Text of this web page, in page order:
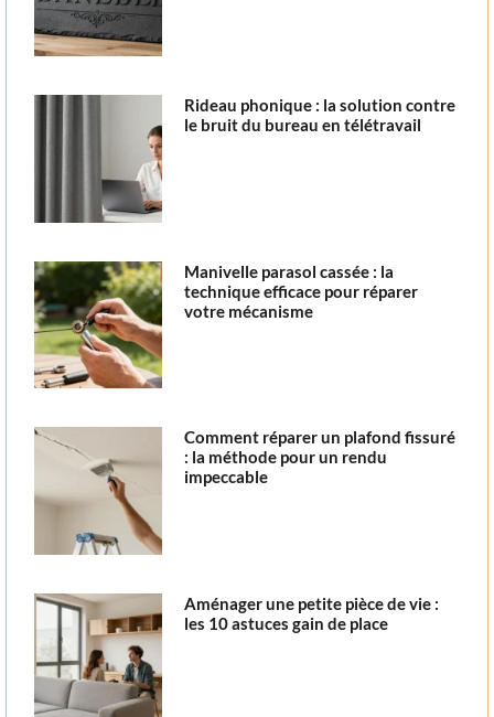
Rideau phonique : la solution contre
le bruit du bureau en télétravail
Manivelle parasol cassée : la
technique efficace pour réparer
votre mécanisme
Comment réparer un plafond fissuré
: la méthode pour un rendu
impeccable
Aménager une petite pièce de vie :
les 10 astuces gain de place